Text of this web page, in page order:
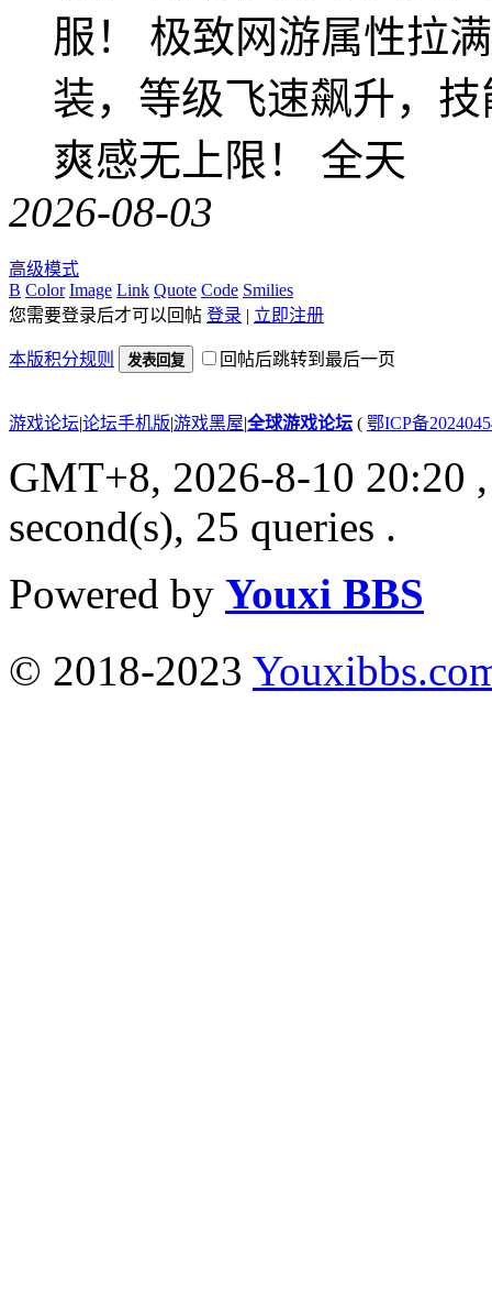
服！ 极致网游属性拉
装，等级飞速飙升，
爽感无上限！ 全天
2026-08-03
高级模式
B Color Image Link Quote Code Smilies
您需要登录后才可以回帖 登录 | 立即注册
本版积分规则 发表回复 回帖后跳转到最后一页
游戏论坛|论坛手机版|游戏黑屋|全球游戏论坛 ( 鄂ICP备
GMT+8, 2026-8-10 20:20
second(s), 25 queries .
Powered by Youxi BBS
© 2018-2023